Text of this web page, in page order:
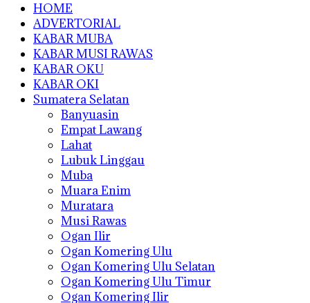
HOME
ADVERTORIAL
KABAR MUBA
KABAR MUSI RAWAS
KABAR OKU
KABAR OKI
Sumatera Selatan
Banyuasin
Empat Lawang
Lahat
Lubuk Linggau
Muba
Muara Enim
Muratara
Musi Rawas
Ogan Ilir
Ogan Komering Ulu
Ogan Komering Ulu Selatan
Ogan Komering Ulu Timur
Ogan Komering Ilir